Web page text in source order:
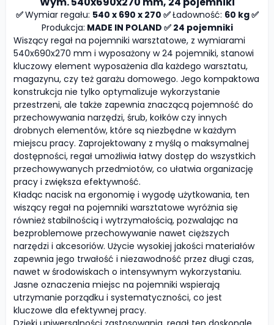
✅Wymiar regału: 540 x 690 x 270 ✅Ładowność: 60 kg ✅
Produkcja: MADE IN POLAND ✅ 24 pojemniki
Wiszący regał na pojemniki warsztatowe, z wymiarami
540x690x270 mm i wyposażony w 24 pojemniki, stanowi
kluczowy element wyposażenia dla każdego warsztatu,
magazynu, czy też garażu domowego. Jego kompaktowa
konstrukcja nie tylko optymalizuje wykorzystanie
przestrzeni, ale także zapewnia znaczącą pojemność do
przechowywania narzędzi, śrub, kołków czy innych
drobnych elementów, które są niezbędne w każdym
miejscu pracy. Zaprojektowany z myślą o maksymalnej
dostępności, regał umożliwia łatwy dostęp do wszystkich
przechowywanych przedmiotów, co ułatwia organizację
pracy i zwiększa efektywność.
Kładąc nacisk na ergonomię i wygodę użytkowania, ten
wiszący regał na pojemniki warsztatowe wyróżnia się
również stabilnością i wytrzymałością, pozwalając na
bezproblemowe przechowywanie nawet cięższych
narzędzi i akcesoriów. Użycie wysokiej jakości materiałów
zapewnia jego trwałość i niezawodność przez długi czas,
nawet w środowiskach o intensywnym wykorzystaniu.
Jasne oznaczenia miejsc na pojemniki wspierają
utrzymanie porządku i systematyczności, co jest
kluczowe dla efektywnej pracy.